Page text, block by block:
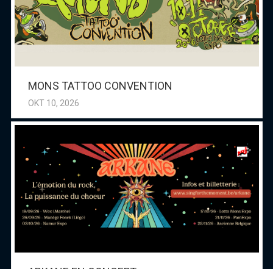
MONS TATTOO CONVENTION
OKT 10, 2026